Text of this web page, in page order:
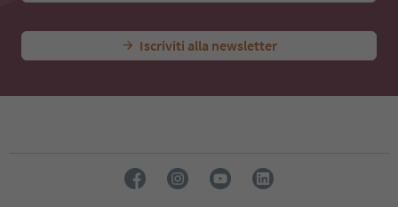
Iscriviti alla newsletter